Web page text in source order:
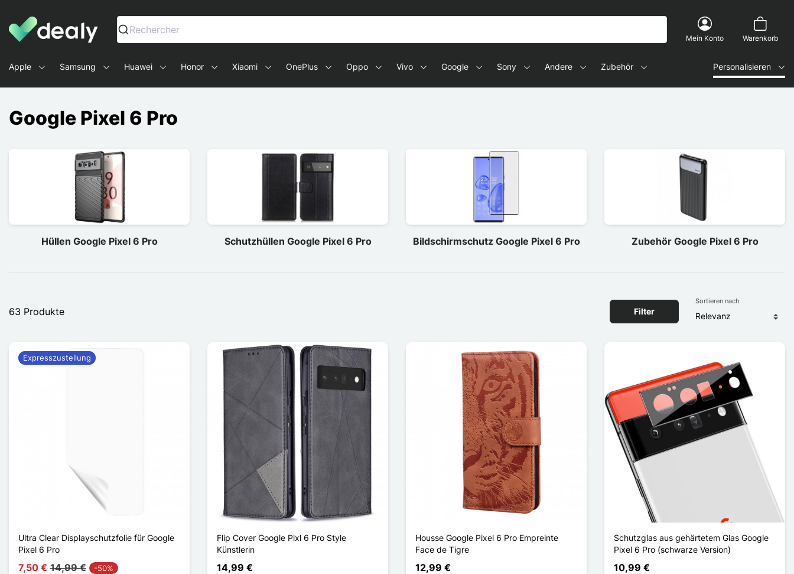
Dealy - Hüllen und Zubehör für Smartphones und Tablets
Rechercher
Mein Konto Warenkorb
Apple Samsung Huawei Honor Xiaomi OnePlus Oppo Vivo Google Sony Andere Zubehör Personalisieren
Google Pixel 6 Pro
Hüllen Google Pixel 6 Pro Schutzhüllen Google Pixel 6 Pro Bildschirmschutz Google Pixel 6 Pro Zubehör Google Pixel 6 Pro
63 Produkte Filter
Sortieren nach
Ultra Clear Displayschutzfolie für Google
Pixel 6 Pro
7,50 € 14,99 € -50%
Expresszustellung
Flip Cover Google Pixl 6 Pro Style
Künstlerin
14,99 €
Housse Google Pixel 6 Pro Empreinte
Face de Tigre
12,99 €
Schutzglas aus gehärtetem Glas Google
Pixel 6 Pro (schwarze Version)
10,99 €